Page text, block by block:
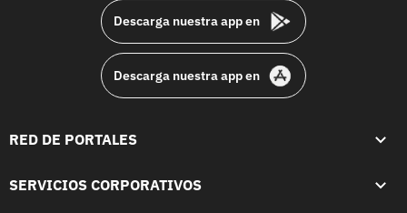
Descarga nuestra app en
Descarga nuestra app en
RED DE PORTALES
SERVICIOS CORPORATIVOS